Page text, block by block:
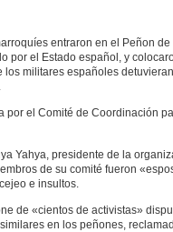
entraron en el Peñon
por el Estado español, y
los militares españoles
por el Comité de Coordinación
Yahya, presidente de la
de su comité fueron
e insultos.
de «cientos de activistas»
en los peñones,